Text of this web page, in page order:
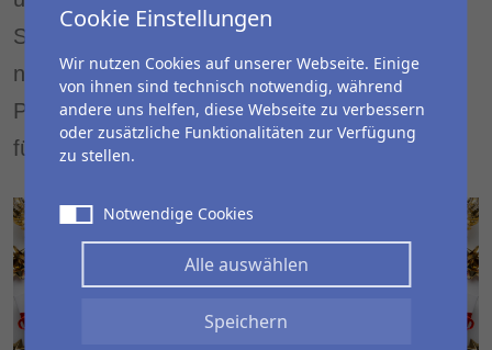
Stehen wir aus dem Schaukelstuhl auf und
nutzen unsere wertvollen persönlichen
Potentiale und Fähigkeiten für uns selbst und
für andere?
Cookie Einstellungen
Wir nutzen Cookies auf unserer Webseite. Einige
von ihnen sind technisch notwendig, während
andere uns helfen, diese Webseite zu verbessern
oder zusätzliche Funktionalitäten zur Verfügung
zu stellen.
Notwendige Cookies
Alle auswählen
Speichern